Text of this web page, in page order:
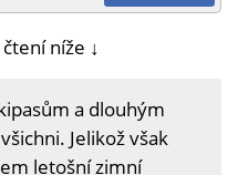
níže ↓
a dlouhým
Jelikož však
letošní zimní